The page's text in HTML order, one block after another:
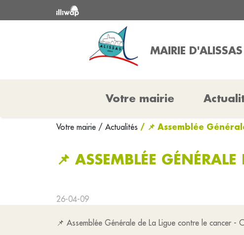
MAIRIE D'ALISSAS
Votre mairie
Votre mairie / Actualités / 📌 Assemblée
📌 ASSEMBLÉE
26-04-09
📌 Assemblée Générale de La Ligue contre le cancer -